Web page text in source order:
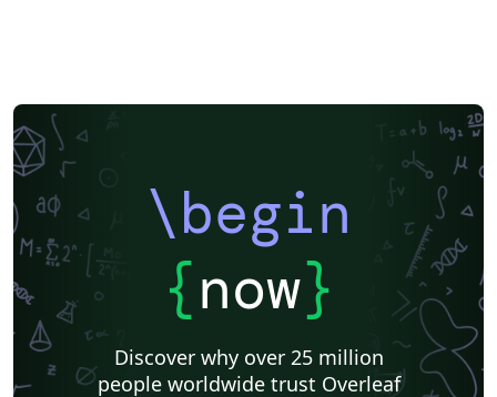
\begin
{now}
Discover why over 25 million
people worldwide trust Overleaf